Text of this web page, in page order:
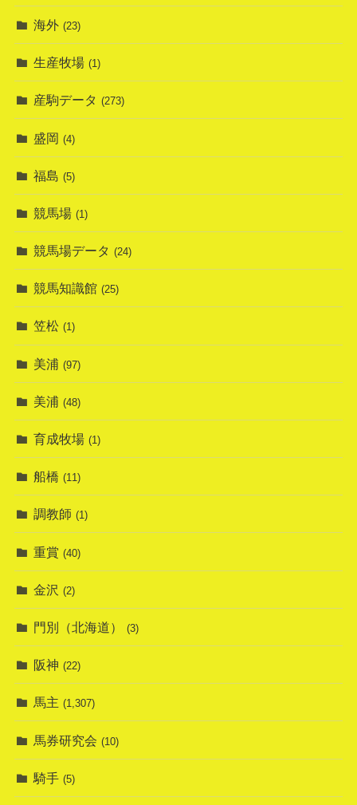
海外 (23)
生産牧場 (1)
産駒データ (273)
盛岡 (4)
福島 (5)
競馬場 (1)
競馬場データ (24)
競馬知識館 (25)
笠松 (1)
美浦 (97)
美浦 (48)
育成牧場 (1)
船橋 (11)
調教師 (1)
重賞 (40)
金沢 (2)
門別（北海道） (3)
阪神 (22)
馬主 (1,307)
馬券研究会 (10)
騎手 (5)